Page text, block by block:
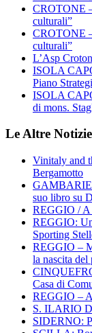
CROTONE
culturali”
CROTONE
culturali”
L’Asp
ISOLA
Piano
ISOLA
di mons.
Le Altre Notizie
Vinitaly and
Bergamotto
GAMBARIE
suo libro su
REGGIO / A
REGGIO:
Sporting
REGGIO –
la nascita del
Casa di
REGGIO –
S. ILARIO
SIDERNO: